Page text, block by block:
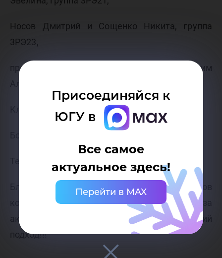
Присоединяйся к
ЮГУ в
Все самое
актуальное здесь!
Перейти в MAX
Носов Дмитрий и Сощенко Никита, группа
3РЭ23,
преподаватели Мосягин Вадим
Александрович,
Клименкова Татьяна Григорьевна,
Благодарим победителей и всех участников
конкурса художественной декламации за
активную жизненную позицию и творческий
подход!!!